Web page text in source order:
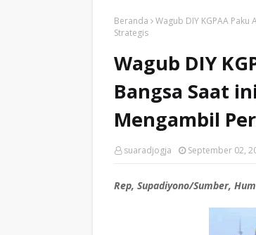
Beranda
Wagub DIY KGPAA
Strategis
Wagub DIY
Bangsa Saat
Mengambil
suaradjogja September 02,
Rep, Supadiyono/Sumber,